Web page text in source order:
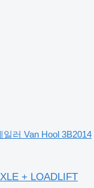
일러 Van Hool 3B2014
+ LOADLIFT